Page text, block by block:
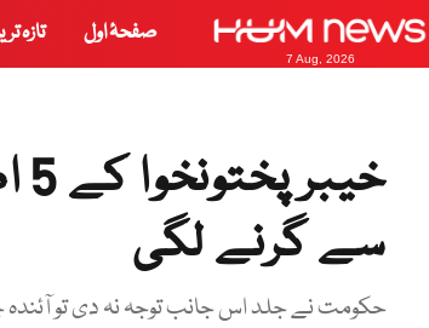
7 Aug, 2026
صفحۂ اول تازہ
سے گرنے لگی
حکومت نے جلد اس جانب توجہ نہ دی تو